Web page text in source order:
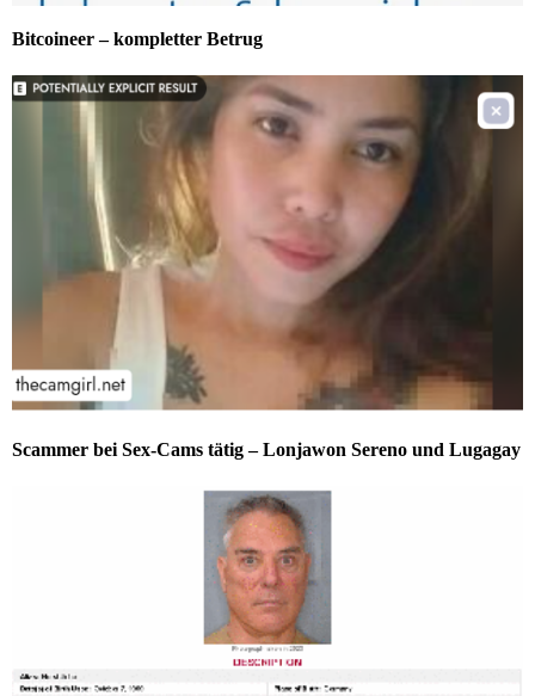
Bitcoineer – kompletter Betrug
Scammer bei Sex-Cams tätig – Lonjawon Sereno und Lugagay